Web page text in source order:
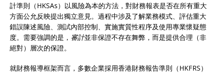
計準則（HKSAs）以風險為本的方法，對財務報表是否在所有重大
方面公允反映提出獨立意見。過程中涉及了解業務模式、評估重大
錯誤陳述風險、測試內部控制、實施實質性程序及使用專業懷疑態
度。需要強調的是， 審計並非保證不存在舞弊，而是提供合理（非
絕對）層次的保證。
就財務報導框架而言，多數企業採用香港財務報告準則（HKFRS）